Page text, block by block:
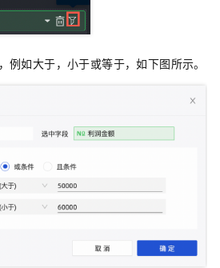
例如大于，小于或等于，如下图所示。